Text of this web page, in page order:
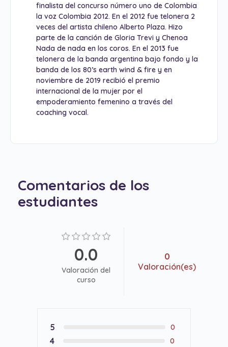
finalista del concurso número uno de Colombia
la voz Colombia 2012. En el 2012 fue telonera 2
veces del artista chileno Alberto Plaza. Hizo
parte de la canción de Gloria Trevi y Chenoa
Nada de nada en los coros. En el 2013 fue
telonera de la banda argentina bajo fondo y la
banda de los 80’s earth wind & fire y en
noviembre de 2019 recibió el premio
internacional de la mujer por el
empoderamiento femenino a través del
coaching vocal.
Comentarios de los
estudiantes
0.0
Valoración del
curso
0
Valoración(es)
5 0
4 0